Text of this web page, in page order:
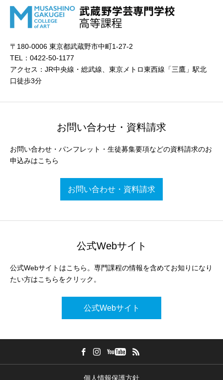
〒180-0006 東京都武蔵野市中町1-27-2
TEL：0422-50-1177
アクセス：JR中央線・総武線、東京メトロ東西線「三鷹」駅北
口徒歩3分
お問い合わせ・資料請求
お問い合わせ・パンフレット・生徒募集要項などの資料請求のお
申込みはこちら
お問い合わせ・資料請求
公式Webサイト
公式Webサイトはこちら。専門課程の情報を含めてお知りになり
たい方はこちらをクリック。
公式Webサイト
個人情報保護方針